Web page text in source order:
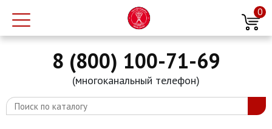
0
8 (800) 100-71-69
(многоканальный телефон)